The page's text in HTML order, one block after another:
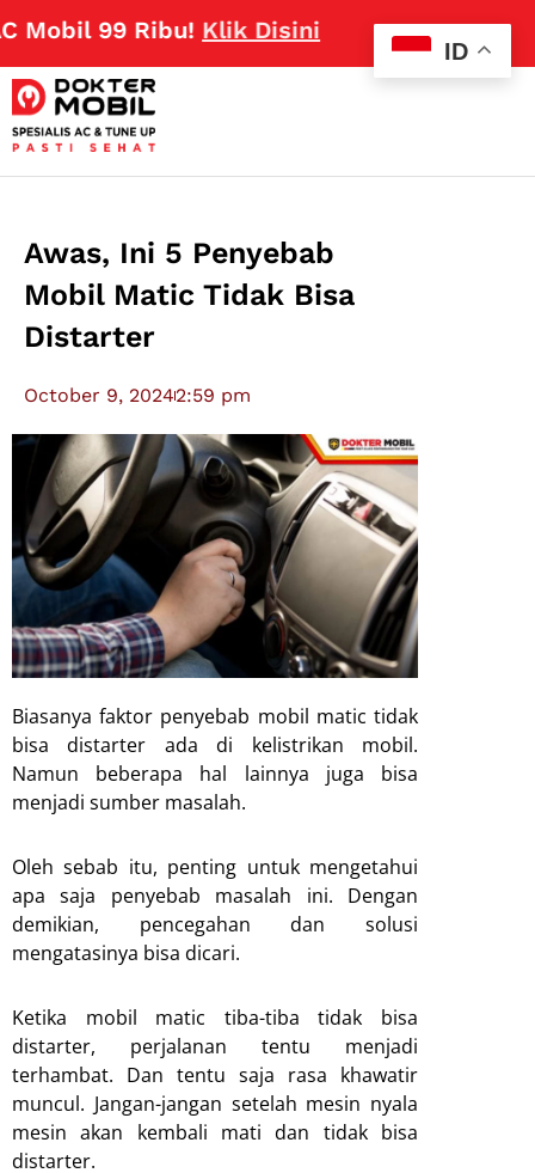
99 Ribu!Klik Disini
Awas, Ini 5 Penyebab
Mobil Matic Tidak Bisa
Distarter
October 9, 20242:59 pm
Biasanya faktor penyebab mobil matic tidak
bisa distarter ada di kelistrikan mobil.
Namun beberapa hal lainnya juga bisa
menjadi sumber masalah.
Oleh sebab itu, penting untuk mengetahui
apa saja penyebab masalah ini. Dengan
demikian, pencegahan dan solusi
mengatasinya bisa dicari.
Ketika mobil matic tiba-tiba tidak bisa
distarter, perjalanan tentu menjadi
terhambat. Dan tentu saja rasa khawatir
muncul. Jangan-jangan setelah mesin nyala
mesin akan kembali mati dan tidak bisa
distarter.
ID